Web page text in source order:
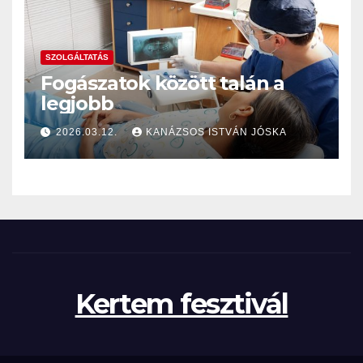
SZOLGÁLTATÁS
Fogászatok között talán a
legjobb
2026.03.12. KANÁZSOS ISTVÁN JÓSKA
Kertem fesztivál